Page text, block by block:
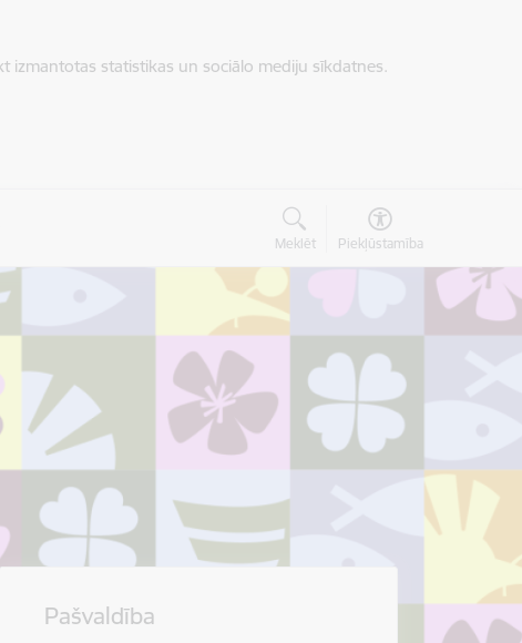
izmantotas statistikas un sociālo mediju sīkdatnes.
Meklēt Piekļūstamība
Pašvaldība